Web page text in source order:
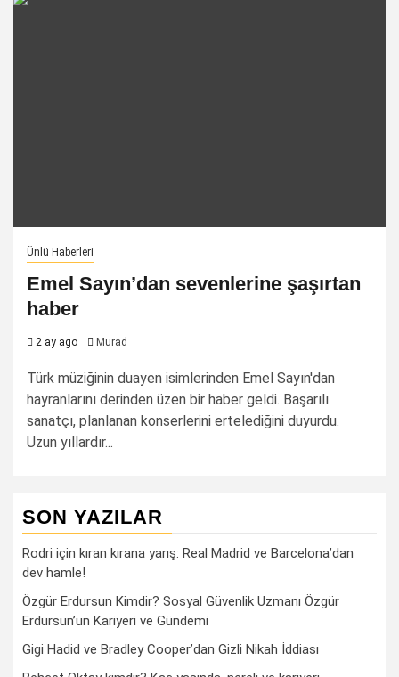
Ünlü Haberleri
Emel Sayın’dan sevenlerine şaşırtan
haber
2 ay ago Murad
Türk müziğinin duayen isimlerinden Emel Sayın'dan
hayranlarını derinden üzen bir haber geldi. Başarılı
sanatçı, planlanan konserlerini ertelediğini duyurdu.
Uzun yıllardır...
SON YAZILAR
Rodri için kıran kırana yarış: Real Madrid ve Barcelona’dan
dev hamle!
Özgür Erdursun Kimdir? Sosyal Güvenlik Uzmanı Özgür
Erdursun’un Kariyeri ve Gündemi
Gigi Hadid ve Bradley Cooper’dan Gizli Nikah İddiası